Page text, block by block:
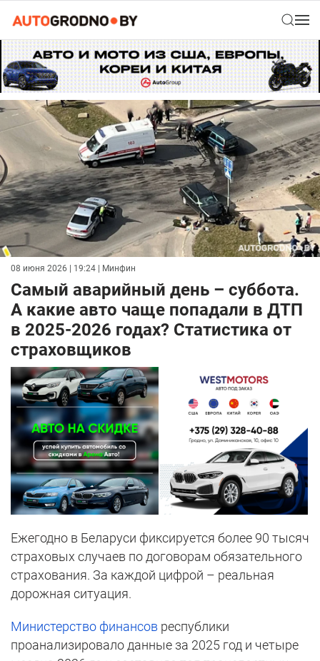
08 июня 2026 | 19:24 | Минфин
Самый аварийный день – суббота.
А какие авто чаще попадали в ДТП
в 2025-2026 годах? Статистика от
страховщиков
Ежегодно в Беларуси фиксируется более 90 тысяч
страховых случаев по договорам обязательного
страхования. За каждой цифрой – реальная
дорожная ситуация.
Министерство финансов республики
проанализировало данные за 2025 год и четыре